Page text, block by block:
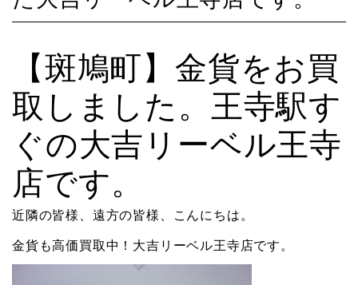
【斑鳩町】金貨をお買
取しました。王寺駅す
ぐの大吉リーベル王寺
店です。
近隣の皆様、遠方の皆様、こんにちは。
金貨も高価買取中！大吉リーベル王寺店です。